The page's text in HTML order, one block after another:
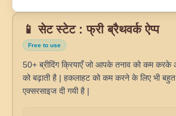
📱 सेट स्टेट : फ्री ब्रैथवर्क ऐप्प
Free to use
50+ ब्रीदिंग क्रियाएँ जो आपके तनाव को कम
को बढ़ाती है | हकलाहट को कम करने के लिए भी बहुत
एक्सरसाइज दी गयी है |